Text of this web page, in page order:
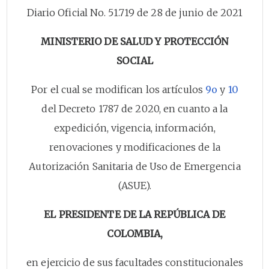
Diario Oficial No. 51.719 de 28 de junio de 2021
MINISTERIO DE SALUD Y PROTECCIÓN
SOCIAL
Por el cual se modifican los artículos 9o y 10
del Decreto 1787 de 2020, en cuanto a la
expedición, vigencia, información,
renovaciones y modificaciones de la
Autorización Sanitaria de Uso de Emergencia
(ASUE).
EL PRESIDENTE DE LA REPÚBLICA DE
COLOMBIA,
en ejercicio de sus facultades constitucionales